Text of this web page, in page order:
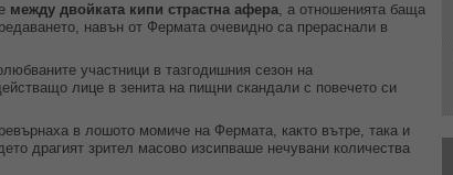
между двойката кипи страстна афера, а отношенията баща
навън от Фермата очевидно са прераснали в
участници в тазгодишния сезон на
лице в зенита на пищни скандали с повечето си
в лошото момиче на Фермата, както вътре, така и
драгият зрител масово изсипваше нечувани количества